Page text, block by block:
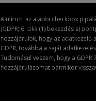
Alulírott, az alábbi checkbox
(GDPR) 6. cikk (1) bekezdés a)
hozzájárulok, hogy az adatkezelő
GDPR, továbbá a saját
Tudomásul veszem, hogy a GDPR
hozzájárulásomat bármikor